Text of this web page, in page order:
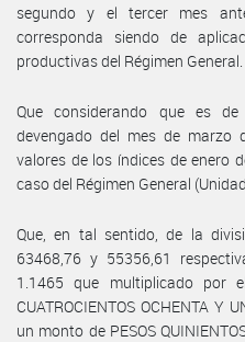
segundo y el tercer mes
corresponda siendo de
productivas del Régimen General.
Que considerando que es
devengado del mes de marzo
valores de los índices de enero
caso del Régimen General
Que, en tal sentido, de la
63468,76 y 55356,61
1.1465 que multiplicado por
CUATROCIENTOS OCHENTA
un monto de PESOS